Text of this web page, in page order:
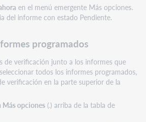
en el menú emergente Más opciones.
del informe con estado Pendiente.
programados
de verificación junto a los informes que
todos los informes programados,
verificación en la parte superior de la
opciones() arriba de la tabla de